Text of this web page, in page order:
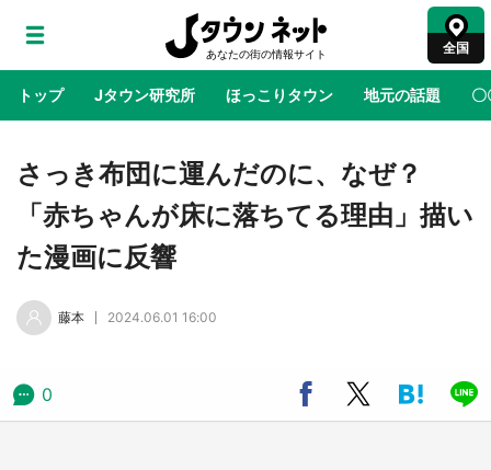
全国
トップ Jタウン研究所 ほっこりタウン 地元の話題 〇
地域×二次元 絶景 あの時はありがとう 物語がはじ
ラプラス・ダークネスが栃木県を征服！？ 県
公式プロモ動画で「聖地」が生産されてます
の「猫猫像」も【8／1～10／26】
さっき布団に運んだのに、なぜ？
「赤ちゃんが床に落ちてる理由」描い
た漫画に反響
藤本 2024.06.01 16:00
0